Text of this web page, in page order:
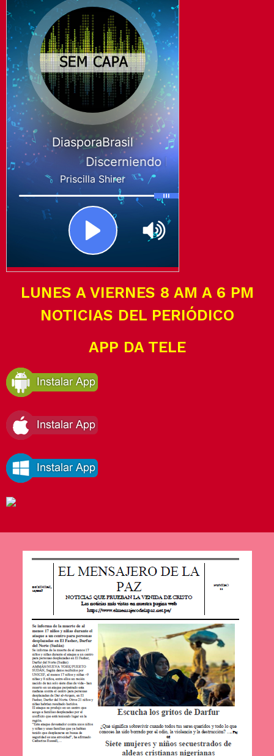
LUNES A VIERNES 8 AM A 6 PM
NOTICIAS DEL PERIÓDICO
APP DA TELE